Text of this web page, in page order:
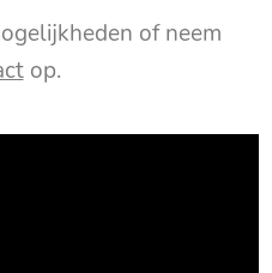
of neem
op.